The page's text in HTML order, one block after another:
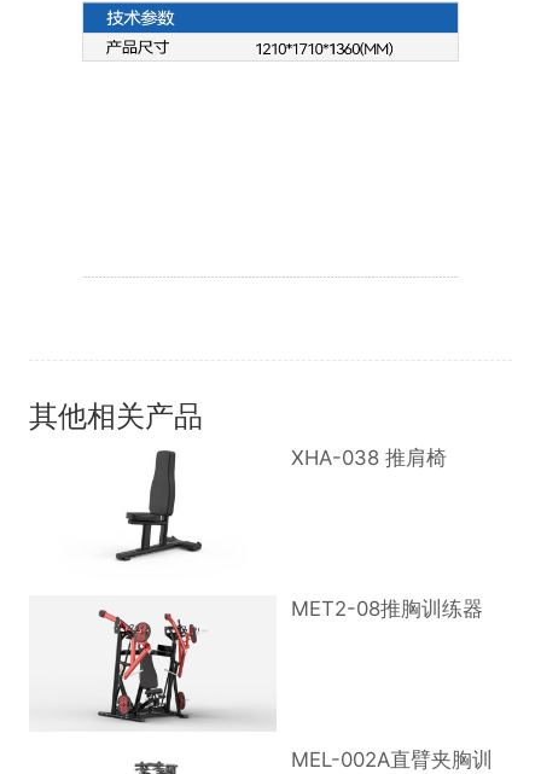
其他相关产品
XHA-038 推肩椅
MET2-08推胸训练器
MEL-002A直臂夹胸训